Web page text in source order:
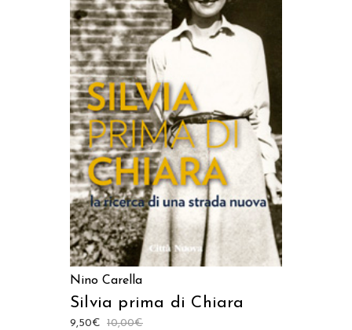
AGGIUNGI AL CARRELLO
Nino Carella
Silvia prima di Chiara
10,00€
9,50€